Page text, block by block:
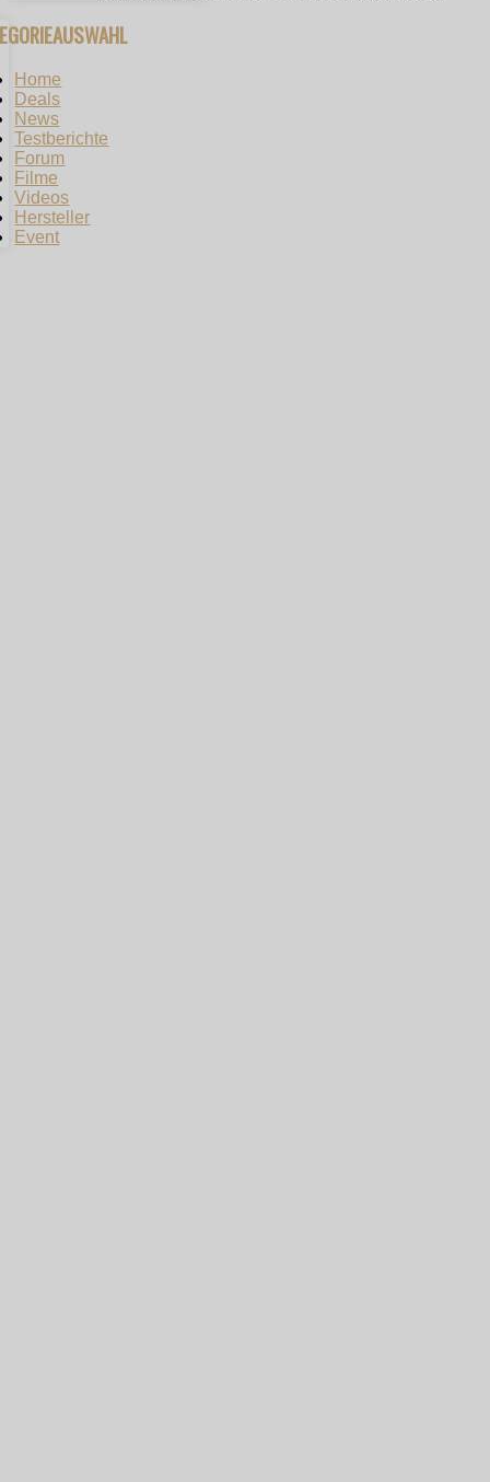
Home
Deals
News
Testberichte
Forum
Filme
Videos
Hersteller
Event